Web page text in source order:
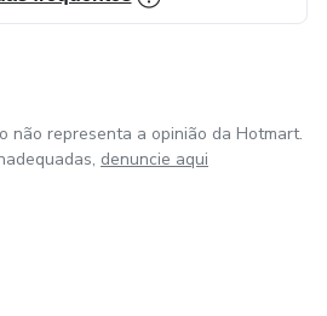
não representa a opinião da Hotmart.
denuncie aqui